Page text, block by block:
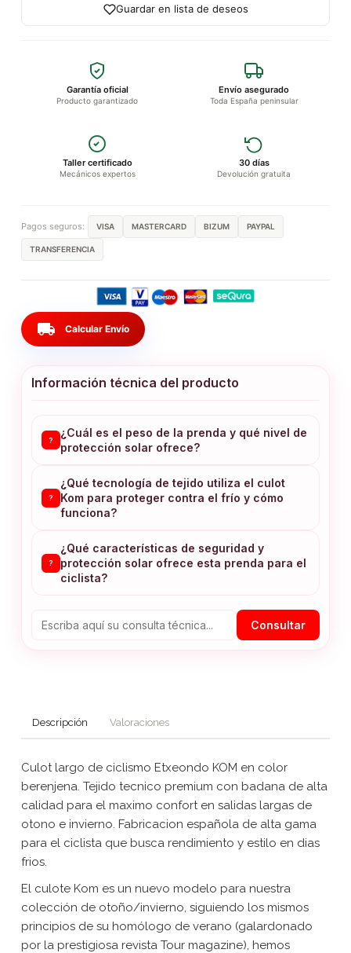
Guardar en lista de deseos
Garantía oficial
Producto garantizado
Envío asegurado
Toda España peninsular
Taller certificado
Mecánicos expertos
30 días
Devolución gratuita
Pagos seguros: VISA MASTERCARD BIZUM PAYPAL
TRANSFERENCIA
local_shipping Calcular Envío
Información técnica del producto
?
¿Cuál es el peso de la prenda y qué nivel de
protección solar ofrece?
?
¿Qué tecnología de tejido utiliza el culot
Kom para proteger contra el frío y cómo
funciona?
?
¿Qué características de seguridad y
protección solar ofrece esta prenda para el
ciclista?
Consultar
Descripción Valoraciones
Culot largo de ciclismo Etxeondo KOM en color
berenjena. Tejido tecnico premium con badana de alta
calidad para el maximo confort en salidas largas de
otono e invierno. Fabricacion española de alta gama
para el ciclista que busca rendimiento y estilo en dias
frios.
El culote Kom es un nuevo modelo para nuestra
colección de otoño/invierno, siguiendo los mismos
principios de su homólogo de verano (galardonado
por la prestigiosa revista Tour magazine), hemos